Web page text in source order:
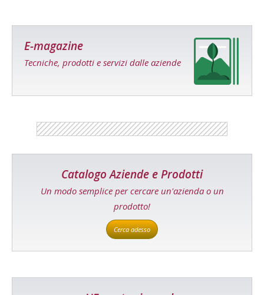
E-magazine
Tecniche, prodotti e servizi dalle aziende
Catalogo Aziende e Prodotti
Un modo semplice per cercare un'azienda o un
prodotto!
Cerca adesso